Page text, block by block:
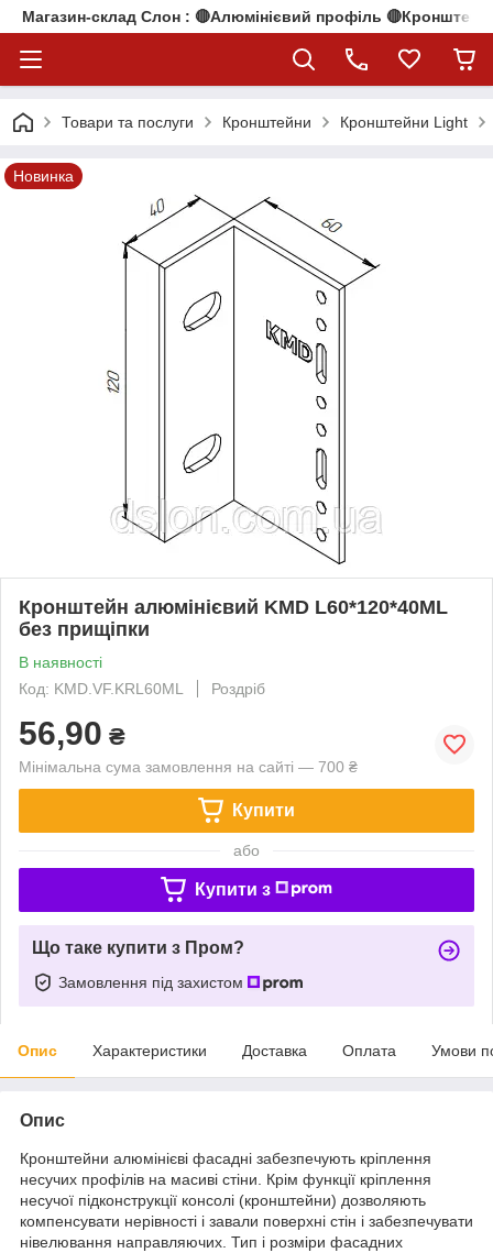
Магазин-склад Слон : 🔴Алюмінієвий профіль
Товари та послуги Кронштейни Кронштейни Light
Новинка
Кронштейн алюмінієвий KMD L60*120*40МL
без прищіпки
В наявності
Код: KMD.VF.KRL60МL
Роздріб
56,90 ₴
Мінімальна сума замовлення на сайті — 700 ₴
Купити
або
Купити з
Що таке купити з Пром?
Замовлення під захистом
Опис Характеристики Доставка Оплата Умови
Опис
Кронштейни алюмінієві фасадні забезпечують кріплення
несучих профілів на масиві стіни. Крім функції кріплення
несучої підконструкції консолі (кронштейни) дозволяють
компенсувати нерівності і завали поверхні стін і забезпечувати
нівелювання направляючих. Тип і розміри фасадних